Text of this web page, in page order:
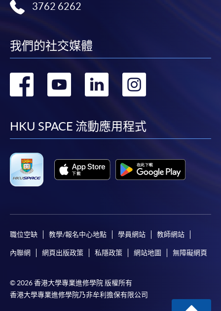
3762 6262
我們的社交媒體
轉
facebook
轉
youtube
轉
linkedin
轉
HKU SPACE 流動應用程式
職位空缺 教學/報名中心地點 學員網站 教師網站
內聯網 網頁出版政策 私隱政策 網站地圖 無障礙網頁
© 2026 香港大學專業進修學院 版權所有
香港大學專業進修學院乃非牟利擔保有限公司